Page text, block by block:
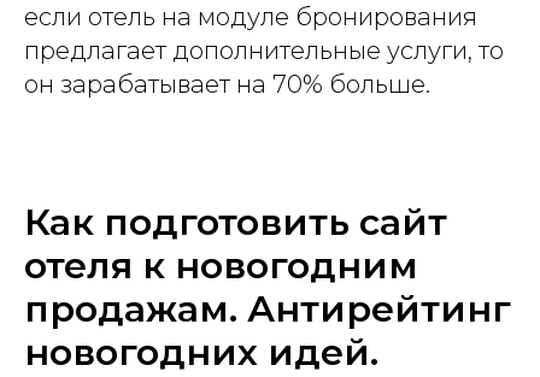
если отель на модуле бронирования
предлагает дополнительные услуги, то
он зарабатывает на 70% больше.
Как подготовить сайт
отеля к новогодним
продажам. Антирейтинг
новогодних идей.